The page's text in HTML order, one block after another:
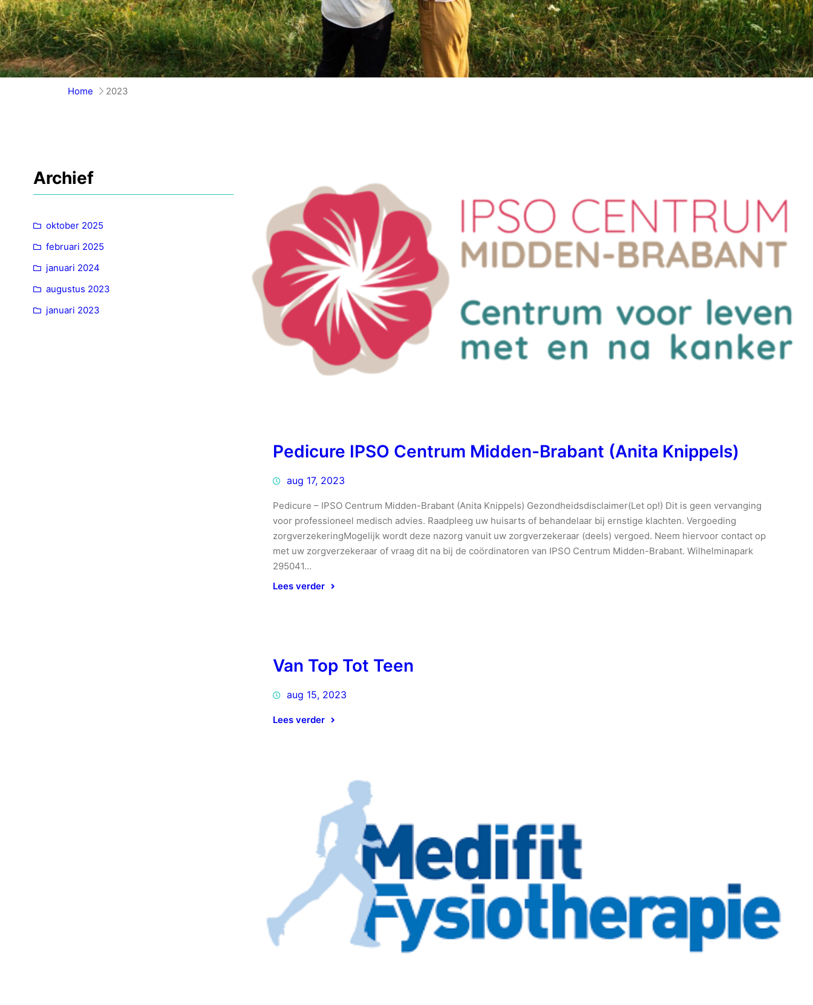
Home 2023
Archief
oktober 2025
februari 2025
januari 2024
augustus 2023
januari 2023
Pedicure IPSO Centrum Midden-Brabant (Anita Knippels)
aug 17, 2023
Pedicure – IPSO Centrum Midden-Brabant (Anita Knippels) Gezondheidsdisclaimer(Let op!) Dit is geen vervanging
voor professioneel medisch advies. Raadpleeg uw huisarts of behandelaar bij ernstige klachten. Vergoeding
zorgverzekeringMogelijk wordt deze nazorg vanuit uw zorgverzekeraar (deels) vergoed. Neem hiervoor contact op
met uw zorgverzekeraar of vraag dit na bij de coördinatoren van IPSO Centrum Midden-Brabant. Wilhelminapark
295041…
Lees verder
Van Top Tot Teen
aug 15, 2023
Lees verder